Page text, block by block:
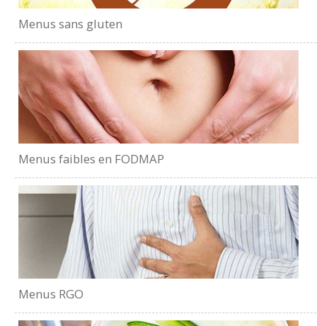
Menus sans gluten
Menus faibles en FODMAP
Menus RGO